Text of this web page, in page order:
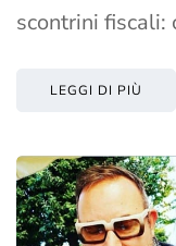
scontrini fiscali:
LEGGI DI PIÙ